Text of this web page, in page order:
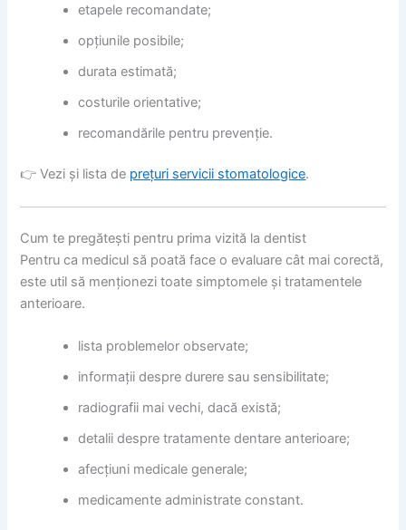
etapele recomandate;
opțiunile posibile;
durata estimată;
costurile orientative;
recomandările pentru prevenție.
👉 Vezi și lista de prețuri servicii stomatologice.
Cum te pregătești pentru prima vizită la dentist
Pentru ca medicul să poată face o evaluare cât mai corectă,
este util să menționezi toate simptomele și tratamentele
anterioare.
lista problemelor observate;
informații despre durere sau sensibilitate;
radiografii mai vechi, dacă există;
detalii despre tratamente dentare anterioare;
afecțiuni medicale generale;
medicamente administrate constant.